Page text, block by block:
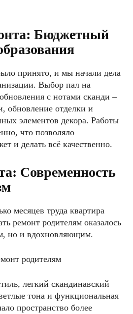
Бюджетный
принято, и мы начали дела
Выбор пал на
с нотами сканди –
обновление отделки и
элементов декора. Работы
что позволяло
и делать всё качественно.
Современность
месяцев труда квартира
ремонт родителям оказалось
но и вдохновляющим.
легкий скандинавский
тона и функциональная
пространство более